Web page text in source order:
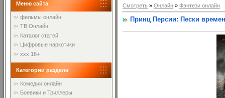
Меню сайта
фильмы онлайн
ТВ Онлайн
Каталог статей
Цифровые наркотики
xxx 18+
Категории раздела
Комедии онлайн
Боевики и Триллеры
Смотреть » Онлайн » Фэнтези онлайн
Принц Персии: Пески